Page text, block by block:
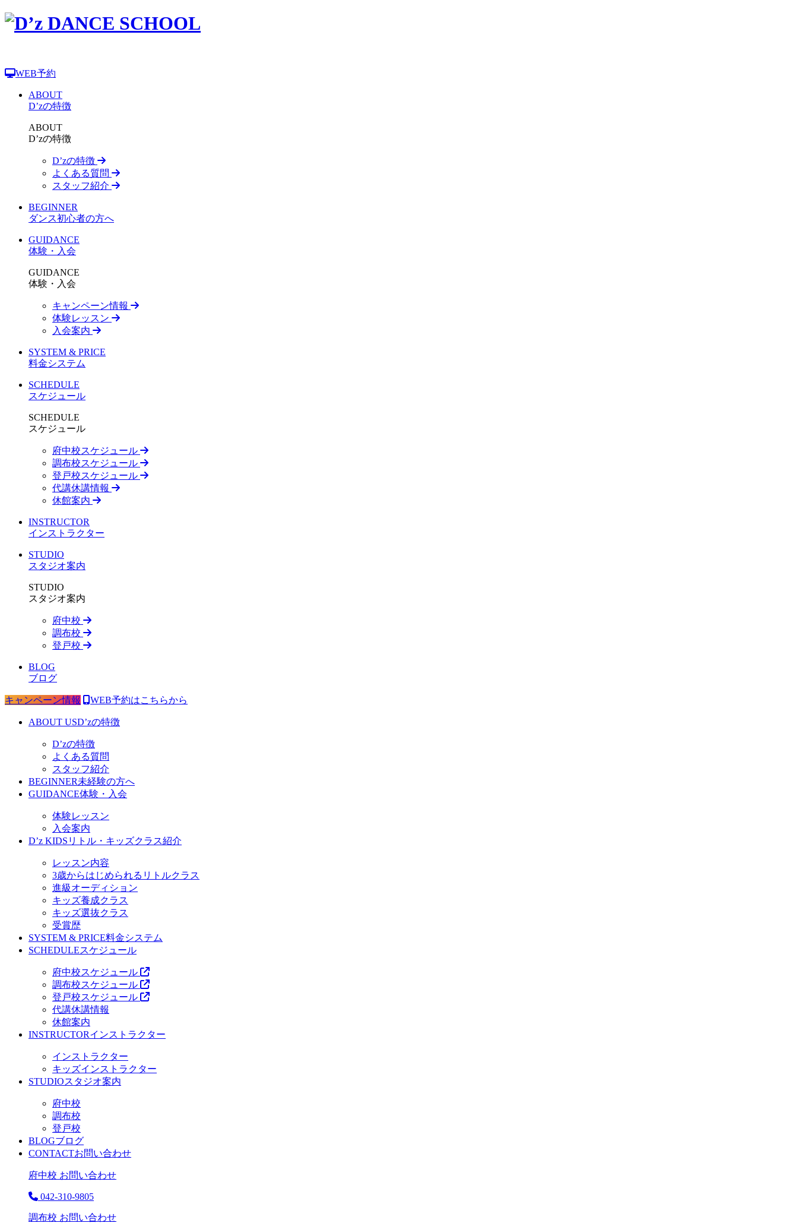
WEB予約
ABOUT
D’zの特徴
ABOUT
D’zの特徴
D’zの特徴
よくある質問
スタッフ紹介
BEGINNER
ダンス初心者の方へ
GUIDANCE
体験・入会
GUIDANCE
体験・入会
キャンペーン情報
体験レッスン
入会案内
SYSTEM & PRICE
料金システム
SCHEDULE
スケジュール
SCHEDULE
スケジュール
府中校スケジュール
調布校スケジュール
登戸校スケジュール
代講休講情報
休館案内
INSTRUCTOR
インストラクター
STUDIO
スタジオ案内
STUDIO
スタジオ案内
府中校
調布校
登戸校
BLOG
ブログ
キャンペーン情報 WEB予約はこちらから
ABOUT USD’zの特徴
D’zの特徴
よくある質問
スタッフ紹介
BEGINNER未経験の方へ
GUIDANCE体験・入会
体験レッスン
入会案内
D’z KIDS リトル・キッズクラス紹介
レッスン内容
3歳からはじめられるリトルクラス
進級オーディション
キッズ養成クラス
キッズ選抜クラス
受賞歴
SYSTEM & PRICE料金システム
SCHEDULEスケジュール
府中校スケジュール
調布校スケジュール
登戸校スケジュール
代講休講情報
休館案内
INSTRUCTORインストラクター
インストラクター
キッズインストラクター
STUDIOスタジオ案内
府中校
調布校
登戸校
BLOGブログ
CONTACTお問い合わせ
府中校 お問い合わせ
042-310-9805
調布校 お問い合わせ